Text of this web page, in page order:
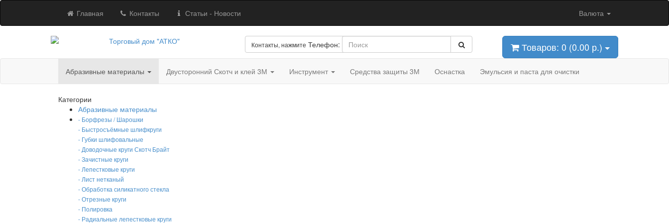
Главная Контакты Статьи - Новости Валюта
Контакты, нажмите Телефон: +7(926)840-10-07 Товаров: 0 (0.00 р.)
Абразивные материалы Двусторонний Скотч и клей 3М Инструмент Средства защиты 3М Оснастка Эмульсия и паста для очистки
Категории
Абразивные материалы
- Борфрезы / Шарошки
- Быстросъёмные шлифкруги
- Губки шлифовальные
- Доводочные круги Скотч Брайт
- Зачистные круги
- Лепестковые круги
- Лист нетканый
- Обработка силикатного стекла
- Отрезные круги
- Полировка
- Радиальные лепестковые круги